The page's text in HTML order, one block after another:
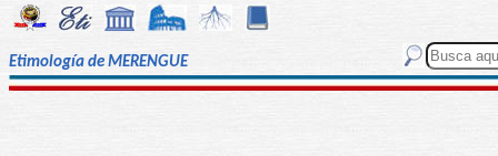
Etimología de MERENGUE